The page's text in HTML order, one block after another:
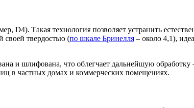
D4). Такая технология позволяет устранить
своей твердостью (по шкале Бринелля – около 4,1),
и шлифована, что облегчает дальнейшую обработку
в частных домах и коммерческих помещениях.